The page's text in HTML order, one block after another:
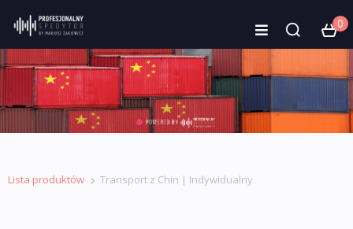
0
Lista produktów Transport z Chin | Indywidualny